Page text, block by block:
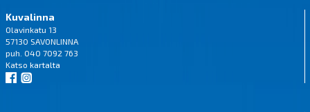
Kuvalinna
Olavinkatu 13
57130 SAVONLINNA
puh. 040 7092 763
Katso kartalta